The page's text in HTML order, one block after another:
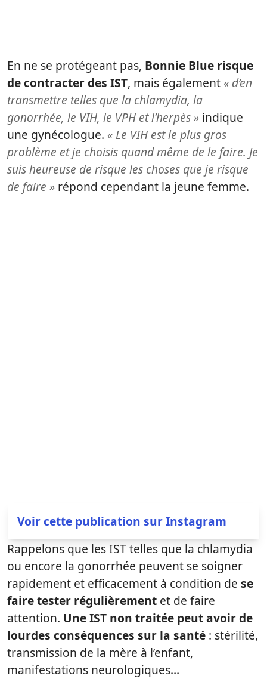
En ne se protégeant pas, Bonnie Blue risque
de contracter des IST, mais également « d’en
transmettre telles que la chlamydia, la
gonorrhée, le VIH, le VPH et l’herpès » indique
une gynécologue. « Le VIH est le plus gros
problème et je choisis quand même de le faire. Je
suis heureuse de risque les choses que je risque
de faire » répond cependant la jeune femme.
Voir cette publication sur Instagram
Rappelons que les IST telles que la chlamydia
ou encore la gonorrhée peuvent se soigner
rapidement et efficacement à condition de se
faire tester régulièrement et de faire
attention. Une IST non traitée peut avoir de
lourdes conséquences sur la santé : stérilité,
transmission de la mère à l’enfant,
manifestations neurologiques…